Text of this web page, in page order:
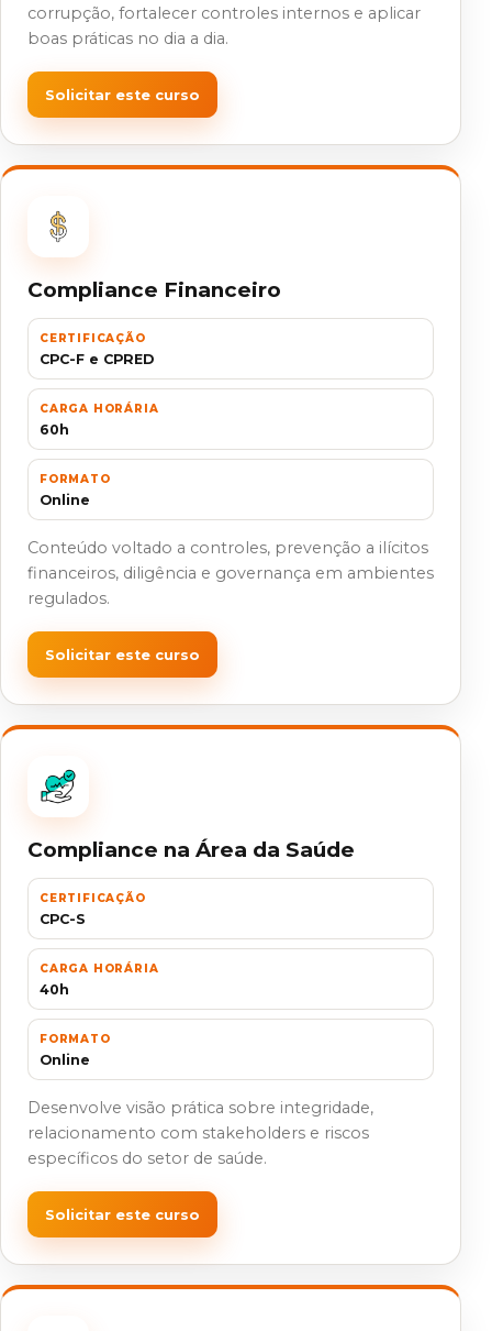
corrupção, fortalecer controles internos e aplicar
boas práticas no dia a dia.
Solicitar este curso
Compliance Financeiro
CERTIFICAÇÃO
CPC-F e CPRED
CARGA HORÁRIA
60h
FORMATO
Online
Conteúdo voltado a controles, prevenção a ilícitos
financeiros, diligência e governança em ambientes
regulados.
Solicitar este curso
Compliance na Área da Saúde
CERTIFICAÇÃO
CPC-S
CARGA HORÁRIA
40h
FORMATO
Online
Desenvolve visão prática sobre integridade,
relacionamento com stakeholders e riscos
específicos do setor de saúde.
Solicitar este curso